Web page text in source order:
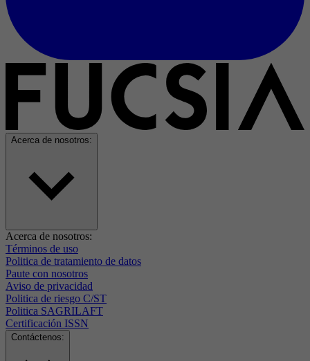
Acerca de nosotros:
Acerca de nosotros:
Términos de uso
Politica de tratamiento de datos
Paute con nosotros
Aviso de privacidad
Politica de riesgo C/ST
Politica SAGRILAFT
Certificación ISSN
Contáctenos: